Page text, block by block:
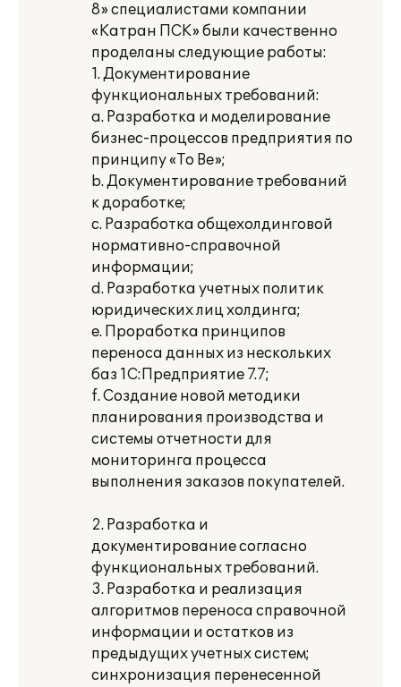
8» специалистами компании
«Катран ПСК» были качественно
проделаны следующие работы:
1. Документирование
функциональных требований:
a. Разработка и моделирование
бизнес-процессов предприятия по
принципу «To Be»;
b. Документирование требований
к доработке;
c. Разработка общехолдинговой
нормативно-справочной
информации;
d. Разработка учетных политик
юридических лиц холдинга;
e. Проработка принципов
переноса данных из нескольких
баз 1С:Предприятие 7.7;
f. Создание новой методики
планирования производства и
системы отчетности для
мониторинга процесса
выполнения заказов покупателей.
2. Разработка и
документирование согласно
функциональных требований.
3. Разработка и реализация
алгоритмов переноса справочной
информации и остатков из
предыдущих учетных систем;
синхронизация перенесенной